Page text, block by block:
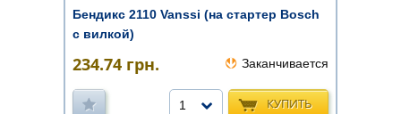
Бендикс 2110 Vanssi (на стартер Bosch
с вилкой)
234.74 грн. Заканчивается
КУПИТЬ
1